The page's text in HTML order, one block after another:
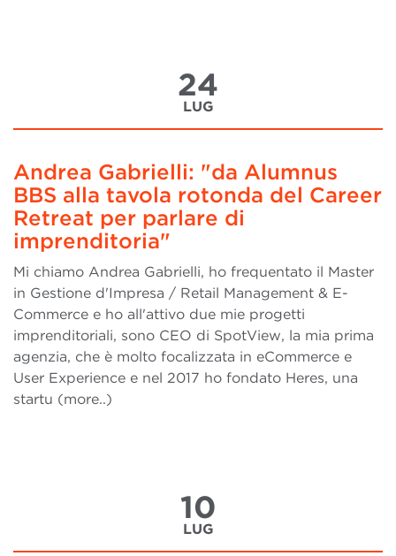
24
LUG
Andrea Gabrielli: "da Alumnus
BBS alla tavola rotonda del Career
Retreat per parlare di
imprenditoria"
Mi chiamo Andrea Gabrielli, ho frequentato il Master
in Gestione d'Impresa / Retail Management & E-
Commerce e ho all'attivo due mie progetti
imprenditoriali, sono CEO di SpotView, la mia prima
agenzia, che è molto focalizzata in eCommerce e
User Experience e nel 2017 ho fondato Heres, una
startu (more..)
10
LUG